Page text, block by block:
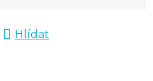
Hlídat